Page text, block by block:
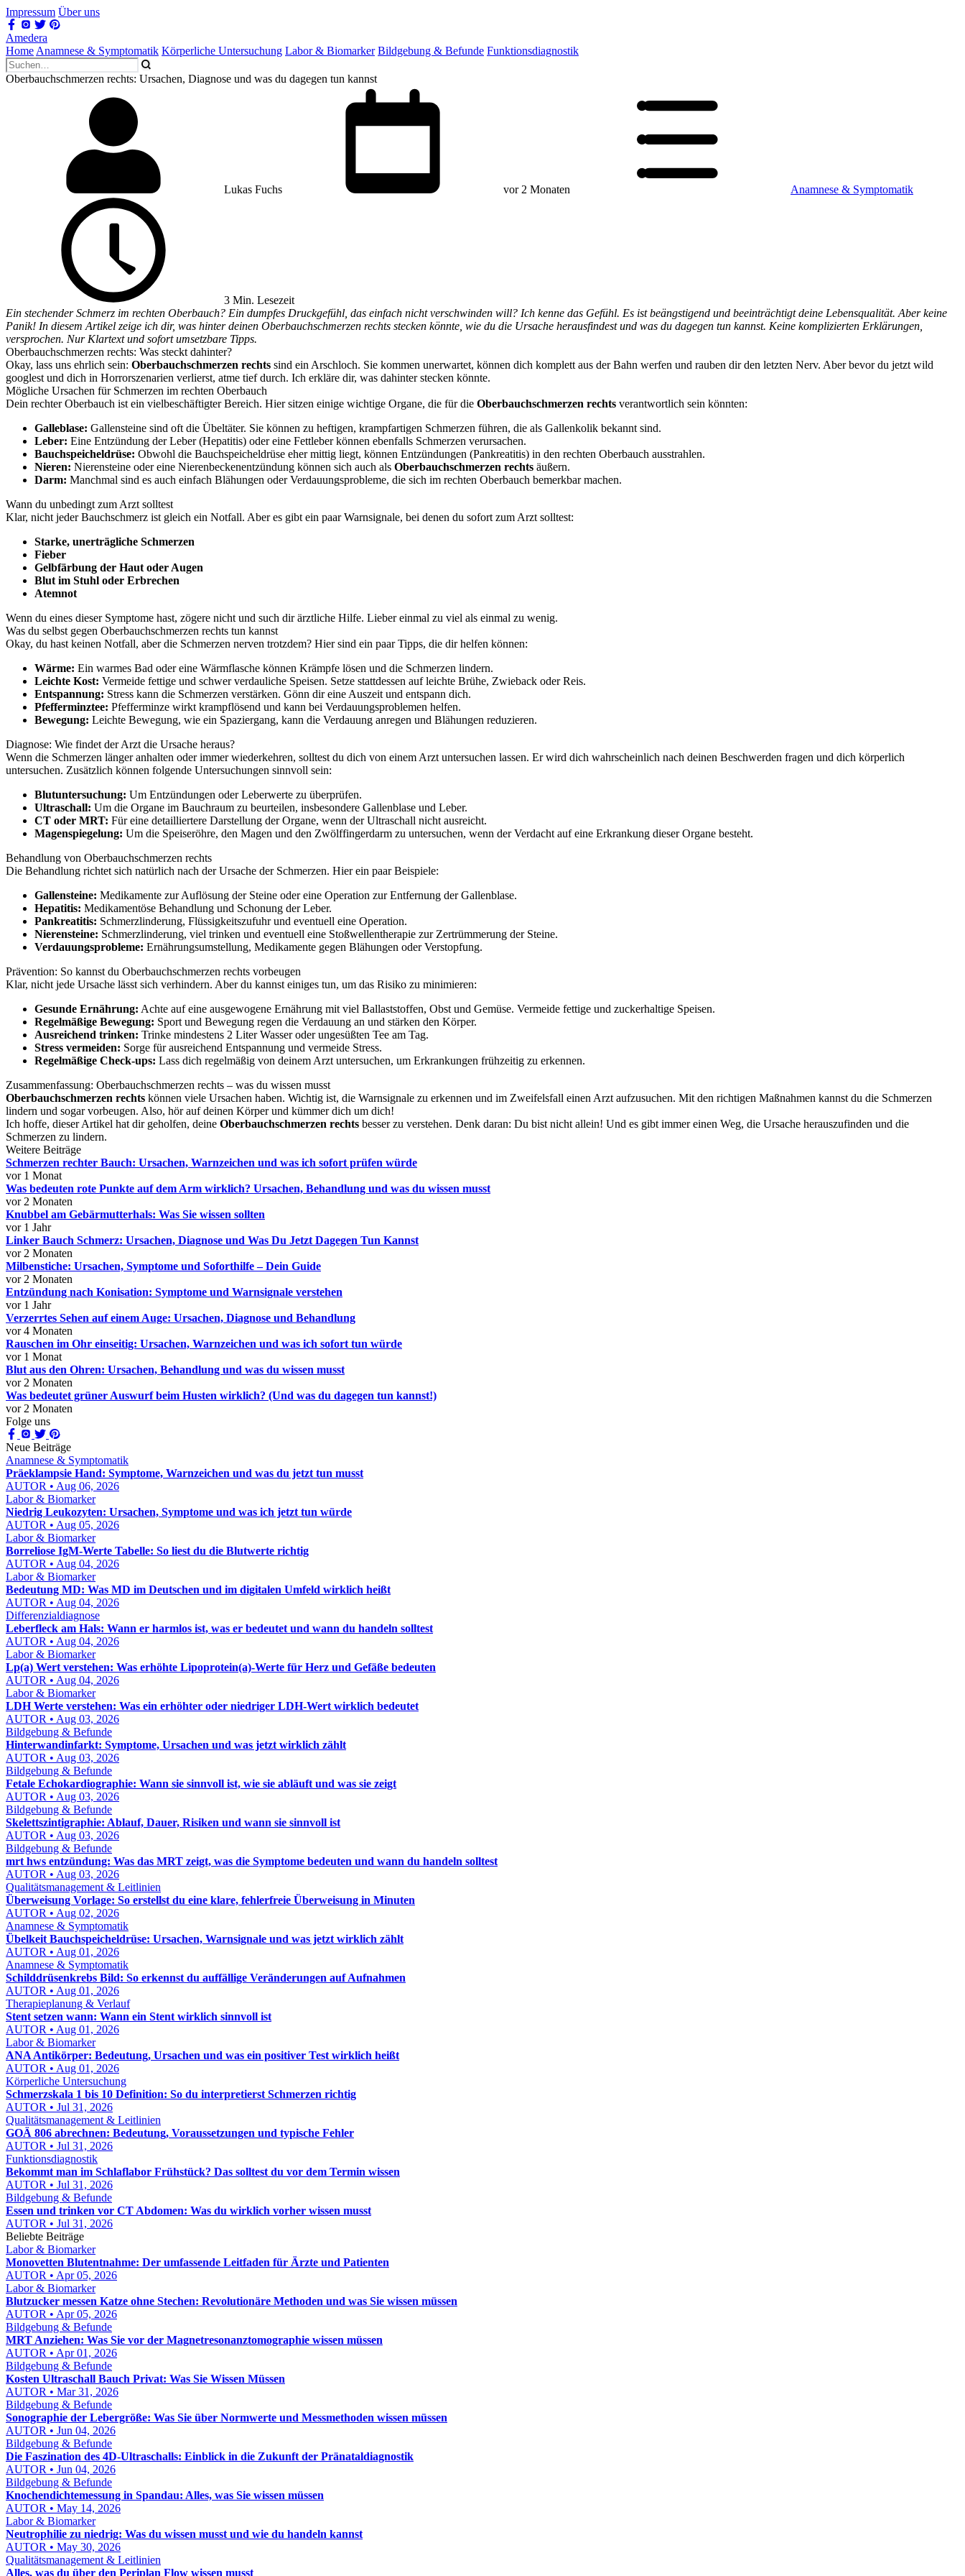
Impressum Über uns
Amedera
Home Anamnese & Symptomatik Körperliche Untersuchung Labor & Biomarker Bildgebung & Befunde Funktionsdiagnostik
Oberbauchschmerzen rechts: Ursachen, Diagnose und was du dagegen tun kannst
Lukas Fuchs vor 2 Monaten Anamnese & Symptomatik
3 Min. Lesezeit
Ein stechender Schmerz im rechten Oberbauch? Ein dumpfes Druckgefühl, das einfach nicht verschwinden will? Ich kenne das Gefühl. Es ist beängstigend und beeinträchtigt deine Lebensqualität. Aber keine
Panik! In diesem Artikel zeige ich dir, was hinter deinen Oberbauchschmerzen rechts stecken könnte, wie du die Ursache herausfindest und was du dagegen tun kannst. Keine komplizierten Erklärungen,
versprochen. Nur Klartext und sofort umsetzbare Tipps.
Oberbauchschmerzen rechts: Was steckt dahinter?
Okay, lass uns ehrlich sein: Oberbauchschmerzen rechts sind ein Arschloch. Sie kommen unerwartet, können dich komplett aus der Bahn werfen und rauben dir den letzten Nerv. Aber bevor du jetzt wild
googlest und dich in Horrorszenarien verlierst, atme tief durch. Ich erkläre dir, was dahinter stecken könnte.
Mögliche Ursachen für Schmerzen im rechten Oberbauch
Dein rechter Oberbauch ist ein vielbeschäftigter Bereich. Hier sitzen einige wichtige Organe, die für die Oberbauchschmerzen rechts verantwortlich sein könnten:
Galleblase: Gallensteine sind oft die Übeltäter. Sie können zu heftigen, krampfartigen Schmerzen führen, die als Gallenkolik bekannt sind.
Leber: Eine Entzündung der Leber (Hepatitis) oder eine Fettleber können ebenfalls Schmerzen verursachen.
Bauchspeicheldrüse: Obwohl die Bauchspeicheldrüse eher mittig liegt, können Entzündungen (Pankreatitis) in den rechten Oberbauch ausstrahlen.
Nieren: Nierensteine oder eine Nierenbeckenentzündung können sich auch als Oberbauchschmerzen rechts äußern.
Darm: Manchmal sind es auch einfach Blähungen oder Verdauungsprobleme, die sich im rechten Oberbauch bemerkbar machen.
Wann du unbedingt zum Arzt solltest
Klar, nicht jeder Bauchschmerz ist gleich ein Notfall. Aber es gibt ein paar Warnsignale, bei denen du sofort zum Arzt solltest:
Starke, unerträgliche Schmerzen
Fieber
Gelbfärbung der Haut oder Augen
Blut im Stuhl oder Erbrechen
Atemnot
Wenn du eines dieser Symptome hast, zögere nicht und such dir ärztliche Hilfe. Lieber einmal zu viel als einmal zu wenig.
Was du selbst gegen Oberbauchschmerzen rechts tun kannst
Okay, du hast keinen Notfall, aber die Schmerzen nerven trotzdem? Hier sind ein paar Tipps, die dir helfen können:
Wärme: Ein warmes Bad oder eine Wärmflasche können Krämpfe lösen und die Schmerzen lindern.
Leichte Kost: Vermeide fettige und schwer verdauliche Speisen. Setze stattdessen auf leichte Brühe, Zwieback oder Reis.
Entspannung: Stress kann die Schmerzen verstärken. Gönn dir eine Auszeit und entspann dich.
Pfefferminztee: Pfefferminze wirkt krampflösend und kann bei Verdauungsproblemen helfen.
Bewegung: Leichte Bewegung, wie ein Spaziergang, kann die Verdauung anregen und Blähungen reduzieren.
Diagnose: Wie findet der Arzt die Ursache heraus?
Wenn die Schmerzen länger anhalten oder immer wiederkehren, solltest du dich von einem Arzt untersuchen lassen. Er wird dich wahrscheinlich nach deinen Beschwerden fragen und dich körperlich
untersuchen. Zusätzlich können folgende Untersuchungen sinnvoll sein:
Blutuntersuchung: Um Entzündungen oder Leberwerte zu überprüfen.
Ultraschall: Um die Organe im Bauchraum zu beurteilen, insbesondere Gallenblase und Leber.
CT oder MRT: Für eine detailliertere Darstellung der Organe, wenn der Ultraschall nicht ausreicht.
Magenspiegelung: Um die Speiseröhre, den Magen und den Zwölffingerdarm zu untersuchen, wenn der Verdacht auf eine Erkrankung dieser Organe besteht.
Behandlung von Oberbauchschmerzen rechts
Die Behandlung richtet sich natürlich nach der Ursache der Schmerzen. Hier ein paar Beispiele:
Gallensteine: Medikamente zur Auflösung der Steine oder eine Operation zur Entfernung der Gallenblase.
Hepatitis: Medikamentöse Behandlung und Schonung der Leber.
Pankreatitis: Schmerzlinderung, Flüssigkeitszufuhr und eventuell eine Operation.
Nierensteine: Schmerzlinderung, viel trinken und eventuell eine Stoßwellentherapie zur Zertrümmerung der Steine.
Verdauungsprobleme: Ernährungsumstellung, Medikamente gegen Blähungen oder Verstopfung.
Prävention: So kannst du Oberbauchschmerzen rechts vorbeugen
Klar, nicht jede Ursache lässt sich verhindern. Aber du kannst einiges tun, um das Risiko zu minimieren:
Gesunde Ernährung: Achte auf eine ausgewogene Ernährung mit viel Ballaststoffen, Obst und Gemüse. Vermeide fettige und zuckerhaltige Speisen.
Regelmäßige Bewegung: Sport und Bewegung regen die Verdauung an und stärken den Körper.
Ausreichend trinken: Trinke mindestens 2 Liter Wasser oder ungesüßten Tee am Tag.
Stress vermeiden: Sorge für ausreichend Entspannung und vermeide Stress.
Regelmäßige Check-ups: Lass dich regelmäßig von deinem Arzt untersuchen, um Erkrankungen frühzeitig zu erkennen.
Zusammenfassung: Oberbauchschmerzen rechts – was du wissen musst
Oberbauchschmerzen rechts können viele Ursachen haben. Wichtig ist, die Warnsignale zu erkennen und im Zweifelsfall einen Arzt aufzusuchen. Mit den richtigen Maßnahmen kannst du die Schmerzen
lindern und sogar vorbeugen. Also, hör auf deinen Körper und kümmer dich um dich!
Ich hoffe, dieser Artikel hat dir geholfen, deine Oberbauchschmerzen rechts besser zu verstehen. Denk daran: Du bist nicht allein! Und es gibt immer einen Weg, die Ursache herauszufinden und die
Schmerzen zu lindern.
Weitere Beiträge
Schmerzen rechter Bauch: Ursachen, Warnzeichen und was ich sofort prüfen würde
vor 1 Monat
Was bedeuten rote Punkte auf dem Arm wirklich? Ursachen, Behandlung und was du wissen musst
vor 2 Monaten
Knubbel am Gebärmutterhals: Was Sie wissen sollten
vor 1 Jahr
Linker Bauch Schmerz: Ursachen, Diagnose und Was Du Jetzt Dagegen Tun Kannst
vor 2 Monaten
Milbenstiche: Ursachen, Symptome und Soforthilfe – Dein Guide
vor 2 Monaten
Entzündung nach Konisation: Symptome und Warnsignale verstehen
vor 1 Jahr
Verzerrtes Sehen auf einem Auge: Ursachen, Diagnose und Behandlung
vor 4 Monaten
Rauschen im Ohr einseitig: Ursachen, Warnzeichen und was ich sofort tun würde
vor 1 Monat
Blut aus den Ohren: Ursachen, Behandlung und was du wissen musst
vor 2 Monaten
Was bedeutet grüner Auswurf beim Husten wirklich? (Und was du dagegen tun kannst!)
vor 2 Monaten
Folge uns
Neue Beiträge
Anamnese & Symptomatik
Präeklampsie Hand: Symptome, Warnzeichen und was du jetzt tun musst
AUTOR • Aug 06, 2026
Labor & Biomarker
Niedrig Leukozyten: Ursachen, Symptome und was ich jetzt tun würde
AUTOR • Aug 05, 2026
Labor & Biomarker
Borreliose IgM-Werte Tabelle: So liest du die Blutwerte richtig
AUTOR • Aug 04, 2026
Labor & Biomarker
Bedeutung MD: Was MD im Deutschen und im digitalen Umfeld wirklich heißt
AUTOR • Aug 04, 2026
Differenzialdiagnose
Leberfleck am Hals: Wann er harmlos ist, was er bedeutet und wann du handeln solltest
AUTOR • Aug 04, 2026
Labor & Biomarker
Lp(a) Wert verstehen: Was erhöhte Lipoprotein(a)-Werte für Herz und Gefäße bedeuten
AUTOR • Aug 04, 2026
Labor & Biomarker
LDH Werte verstehen: Was ein erhöhter oder niedriger LDH-Wert wirklich bedeutet
AUTOR • Aug 03, 2026
Bildgebung & Befunde
Hinterwandinfarkt: Symptome, Ursachen und was jetzt wirklich zählt
AUTOR • Aug 03, 2026
Bildgebung & Befunde
Fetale Echokardiographie: Wann sie sinnvoll ist, wie sie abläuft und was sie zeigt
AUTOR • Aug 03, 2026
Bildgebung & Befunde
Skelettszintigraphie: Ablauf, Dauer, Risiken und wann sie sinnvoll ist
AUTOR • Aug 03, 2026
Bildgebung & Befunde
mrt hws entzündung: Was das MRT zeigt, was die Symptome bedeuten und wann du handeln solltest
AUTOR • Aug 03, 2026
Qualitätsmanagement & Leitlinien
Überweisung Vorlage: So erstellst du eine klare, fehlerfreie Überweisung in Minuten
AUTOR • Aug 02, 2026
Anamnese & Symptomatik
Übelkeit Bauchspeicheldrüse: Ursachen, Warnsignale und was jetzt wirklich zählt
AUTOR • Aug 01, 2026
Anamnese & Symptomatik
Schilddrüsenkrebs Bild: So erkennst du auffällige Veränderungen auf Aufnahmen
AUTOR • Aug 01, 2026
Therapieplanung & Verlauf
Stent setzen wann: Wann ein Stent wirklich sinnvoll ist
AUTOR • Aug 01, 2026
Labor & Biomarker
ANA Antikörper: Bedeutung, Ursachen und was ein positiver Test wirklich heißt
AUTOR • Aug 01, 2026
Körperliche Untersuchung
Schmerzskala 1 bis 10 Definition: So du interpretierst Schmerzen richtig
AUTOR • Jul 31, 2026
Qualitätsmanagement & Leitlinien
GOÄ 806 abrechnen: Bedeutung, Voraussetzungen und typische Fehler
AUTOR • Jul 31, 2026
Funktionsdiagnostik
Bekommt man im Schlaflabor Frühstück? Das solltest du vor dem Termin wissen
AUTOR • Jul 31, 2026
Bildgebung & Befunde
Essen und trinken vor CT Abdomen: Was du wirklich vorher wissen musst
AUTOR • Jul 31, 2026
Beliebte Beiträge
Labor & Biomarker
Monovetten Blutentnahme: Der umfassende Leitfaden für Ärzte und Patienten
AUTOR • Apr 05, 2026
Labor & Biomarker
Blutzucker messen Katze ohne Stechen: Revolutionäre Methoden und was Sie wissen müssen
AUTOR • Apr 05, 2026
Bildgebung & Befunde
MRT Anziehen: Was Sie vor der Magnetresonanztomographie wissen müssen
AUTOR • Apr 01, 2026
Bildgebung & Befunde
Kosten Ultraschall Bauch Privat: Was Sie Wissen Müssen
AUTOR • Mar 31, 2026
Bildgebung & Befunde
Sonographie der Lebergröße: Was Sie über Normwerte und Messmethoden wissen müssen
AUTOR • Jun 04, 2026
Bildgebung & Befunde
Die Faszination des 4D-Ultraschalls: Einblick in die Zukunft der Pränataldiagnostik
AUTOR • Jun 04, 2026
Bildgebung & Befunde
Knochendichtemessung in Spandau: Alles, was Sie wissen müssen
AUTOR • May 14, 2026
Labor & Biomarker
Neutrophilie zu niedrig: Was du wissen musst und wie du handeln kannst
AUTOR • May 30, 2026
Qualitätsmanagement & Leitlinien
Alles, was du über den Periplan Flow wissen musst